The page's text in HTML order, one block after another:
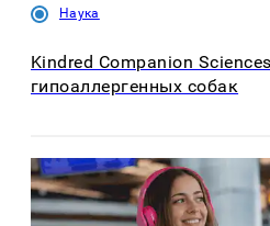
Наука
Kindred Companion
гипоаллергенных собак